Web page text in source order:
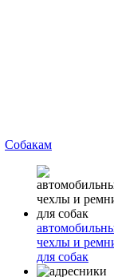
Собакам
чехлы и
для собак